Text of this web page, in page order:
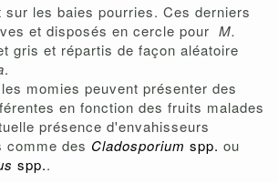
sur les baies pourries. Ces derniers
et disposés en cercle pour M.
gris et répartis de façon aléatoire
.
momies peuvent présenter des
en fonction des fruits malades
présence d'envahisseurs
comme des Cladosporium spp. ou
spp..